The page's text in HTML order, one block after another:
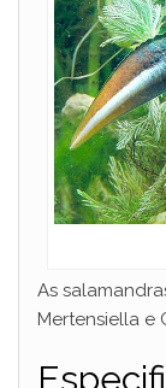
As
Mertensiella e